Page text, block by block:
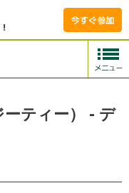
今すぐ参加
ティー） - デ